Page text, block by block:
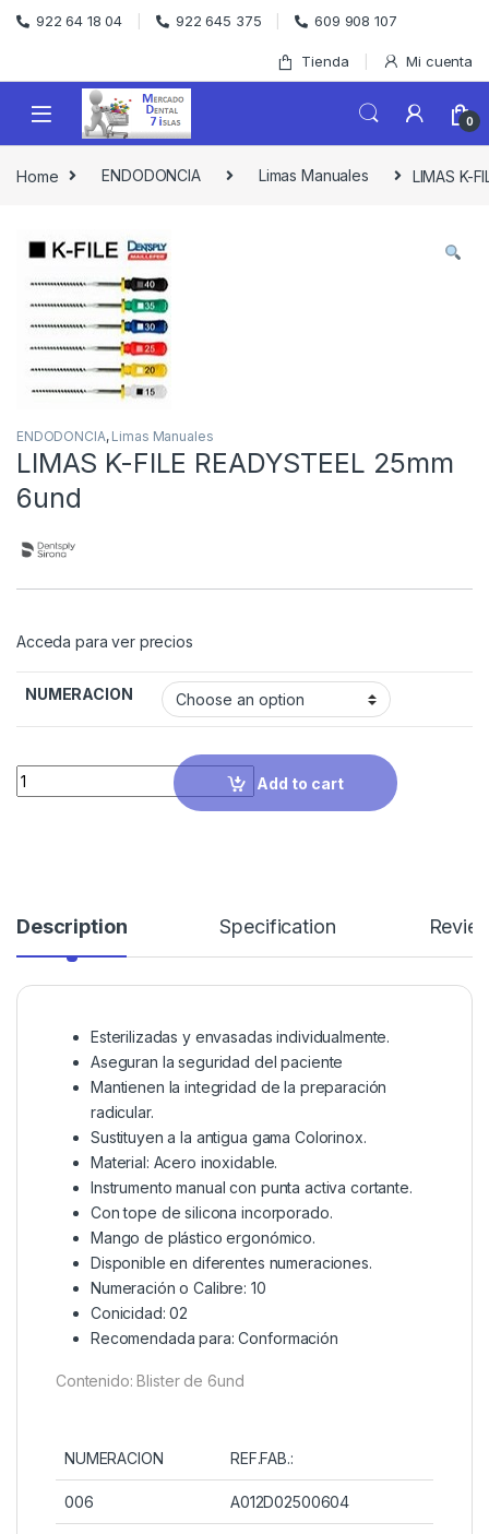
Skip to navigation
Skip to content
922 64 18 04 922 645 375 609 908 107
Tienda Mi cuenta
0
Home ENDODONCIA Limas Manuales LIMAS K-
ENDODONCIA, Limas Manuales
LIMAS K-FILE READYSTEEL 25mm
6und
Acceda para ver precios
NUMERACION
Quantity
Add to cart
Description Specification
Esterilizadas y envasadas individualmente.
Aseguran la seguridad del paciente
Mantienen la integridad de la preparación
radicular.
Sustituyen a la antigua gama Colorinox.
Material: Acero inoxidable.
Instrumento manual con punta activa cortante.
Con tope de silicona incorporado.
Mango de plástico ergonómico.
Disponible en diferentes numeraciones.
Numeración o Calibre: 10
Conicidad: 02
Recomendada para: Conformación
Contenido: Blister de 6und
NUMERACION REF.FAB.:
006 A012D02500604